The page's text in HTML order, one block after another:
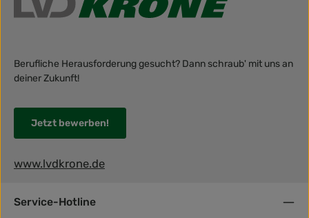
Berufliche Herausforderung gesucht? Dann schraub' mit uns an
deiner Zukunft!
Jetzt bewerben!
www.lvdkrone.de
Service-Hotline